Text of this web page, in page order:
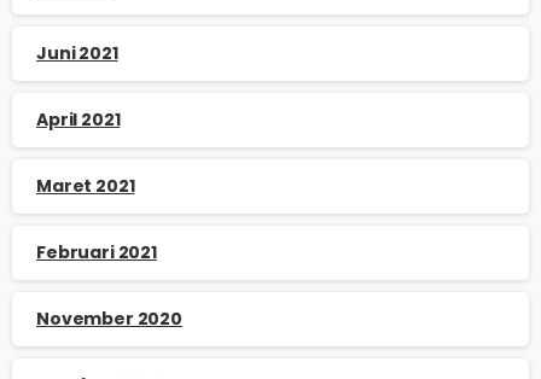
Juni 2021
April 2021
Maret 2021
Februari 2021
November 2020